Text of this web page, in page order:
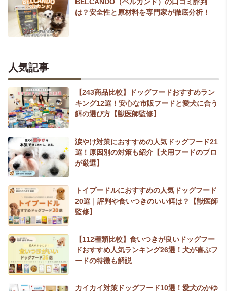
BELCANDO（ベルカンド）の口コミ評判
は？安全性と原材料を専門家が徹底分析！
人気記事
【243商品比較】ドッグフードおすすめラン
キング12選！安心な市販フードと愛犬に合う
餌の選び方【獣医師監修】
涙やけ対策におすすめの人気ドッグフード21
選！原因別の対策も紹介【犬用フードのプロ
が厳選】
トイプードルにおすすめの人気ドッグフード
20選｜評判や食いつきのいい餌は？【獣医師
監修】
【112種類比較】食いつきが良いドッグフー
ドおすすめ人気ランキング26選！犬が喜ぶフ
ードの特徴も解説
カイカイ対策ドッグフード10選！愛犬のかゆ